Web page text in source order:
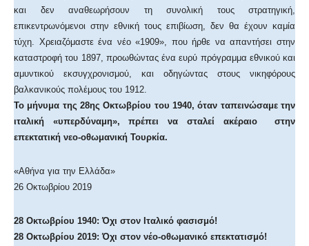
και δεν αναθεωρήσουν τη συνολική τους στρατηγική,
επικεντρωνόμενοι στην εθνική τους επιβίωση, δεν θα έχουν καμία
τύχη. Χρειαζόμαστε ένα νέο «1909», που ήρθε να απαντήσει στην
καταστροφή του 1897, προωθώντας ένα ευρύ πρόγραμμα εθνικού και
αμυντικού εκσυγχρονισμού, και οδηγώντας στους νικηφόρους
βαλκανικούς πολέμους του 1912.
Το μήνυμα της 28ης Οκτωβρίου του 1940, όταν ταπεινώσαμε την
ιταλική «υπερδύναμη», πρέπει να σταλεί ακέραιο στην
επεκτατική νεο-οθωμανική Τουρκία.
«Αθήνα για την Ελλάδα»
26 Οκτωβρίου 2019
28 Οκτωβρίου 1940: Όχι στον Ιταλικό φασισμό!
28 Οκτωβρίου 2019: Όχι στον νέο-οθωμανικό επεκτατισμό!